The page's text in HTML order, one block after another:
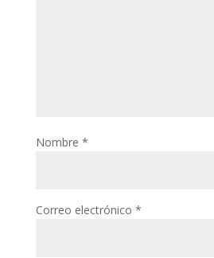
Nombre *
Correo electrónico *